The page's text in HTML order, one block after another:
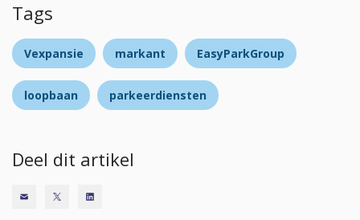
Tags
Vexpansie markant EasyParkGroup
loopbaan parkeerdiensten
Deel dit artikel